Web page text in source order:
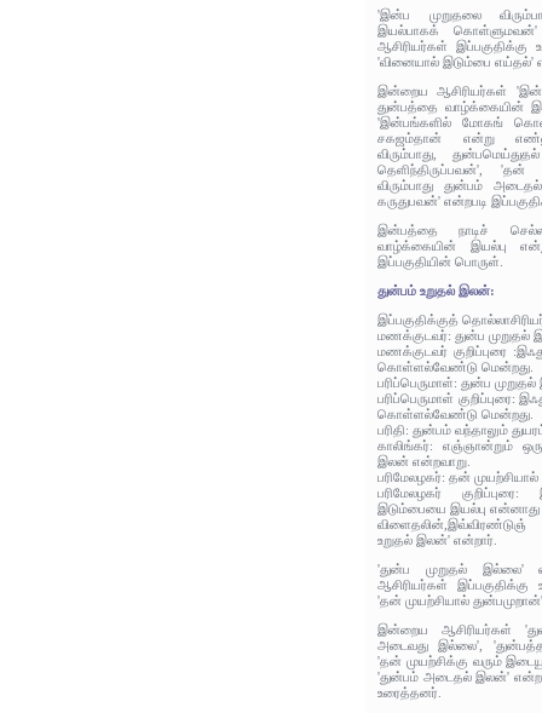
'இன்ப முறுதலை
இயல்பாகக்
ஆசிரியர்கள் இப்பகுதிக்கு
'வினையால் இடும்பை எய்தல்'
இன்றைய ஆசிரியர்கள்
துன்பத்தை வாழ்க்கையின்
'இன்பங்களில் மோகங்
சகஜம்தான் என்று
விரும்பாது,
தெளிந்திருப்பவன்', 'தன்
விரும்பாது துன்பம்
கருதுபவன்' என்றபடி
இன்பத்தை நாடிச்
வாழ்க்கையின் இயல்பு
இப்பகுதியின் பொருள்.
துன்பம் உறுதல் இலன்:
இப்பகுதிக்குத்
மணக்குடவர்: துன்ப முறுதல்
மணக்குடவர் குறிப்புரை
கொள்ளல்வேண்டு மென்றது.
பரிப்பெருமாள்: துன்ப
பரிப்பெருமாள் குறிப்புரை:
கொள்ளல்வேண்டு மென்றது.
பரிதி: துன்பம் வந்தாலும்
காலிங்கர்: எஞ்ஞான்றும்
இலன் என்றவாறு.
பரிமேலழகர்: தன்
பரிமேலழகர்
இடும்பையை இயல்பு என்னாது
உறுதல் இலன்' என்றார்.
'துன்ப முறுதல் இல்லை'
ஆசிரியர்கள் இப்பகுதிக்கு
'தன் முயற்சியால்
இன்றைய ஆசிரியர்கள்
அடைவது இல்லை',
'தன் முயற்சிக்கு வரும்
'துன்பம் அடைதல் இலன்'
உரைத்தனர்.